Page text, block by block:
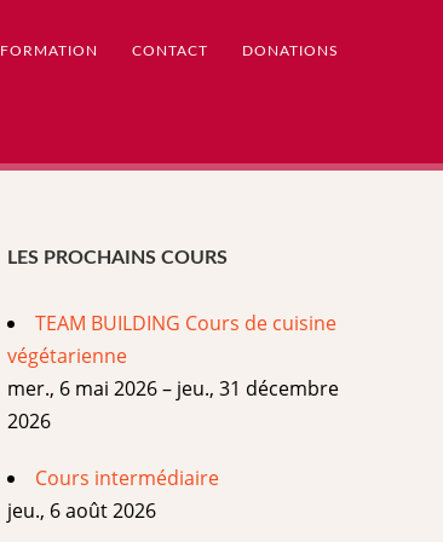
FORMATION CONTACT DONATIONS
LES PROCHAINS COURS
TEAM BUILDING Cours de cuisine
végétarienne
mer., 6 mai 2026 – jeu., 31 décembre
2026
Cours intermédiaire
jeu., 6 août 2026